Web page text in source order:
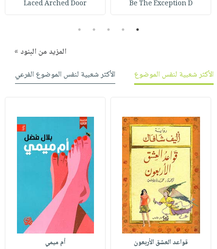
صابون
فيديوهات
نيل
كتابك
تواصل
معنا
عربة
Be The Exception D
Laced Arched Door
1
2
3
4
5
المزيد من البنود »
الأكثر شعبية لنفس الموضوع
الأكثر شعبية لنفس الموضوع الفرعي
قواعد العشق الأربعون
أم ميمي